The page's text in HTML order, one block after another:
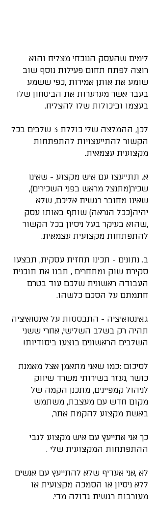
לימים שהעסק הנוכחי מצליח והוא
רוצה לפתח תחום פעילות נוסף שוב
שומע את אותן אמירות ,כפי ששמע
בעבר אשר מערערות את הביטחון שלו
בעצמו וביכולות שלו להצליח.
לכן, ההמלצה שלי כוללת 3 שלבים בכל
הקשור להתייעצויות להתפתחות
מקצועית עצמאית.
א. תתייעצו עם איש מקצוע - שאינו
שכיר(מתנצל מראש בפני השכירים),
שאינו מחובר רגשית אליכם, שלא
יהיה(ככל הנראה) שותף באותו עסק
,שהוא בעיקר בעל ניסיון בכל הקשור
להתפתחות מקצועית עצמאית.
ב. נתונים - תכינו תחזית עסקית, תבצעו
סקירת שוק ומתחרים , תבנו את תוכנית
העבודה ראשונית שלכם עוד בטרם
חתמתם על הסכם כלשהו.
ג.אינטואיציה - התבססות על אינטואיציה
תהיה רק בשלב השלישי, אחרי ששני
השלבים הראשונים בוצעו ביסודיות!
לסיכום :כמו שאני מתאמן אצל מאמנת
כושר ,נעזר בשירותי משרד שיווק
לניהול קמפיינים, מתכנן הקמה של
מקום חדש עם מעצבת, משתמש
באשת מקצוע להקמת אתר,
כך אני אתייעץ עם איש מקצוע לגבי
ההתפתחות המקצועית שלי .
לא ,אני אעדיף שלא להתייעץ עם אנשים
ללא ניסיון או הסמכה מקצועית או
מעורבות רגשית גדולה מדי.
👋 ברוכים הבאים!
חגי לביא
Tap to chat